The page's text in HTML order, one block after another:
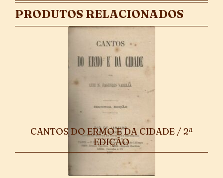
PRODUTOS RELACIONADOS
CANTOS DO ERMO E DA CIDADE / 2ª
EDIÇÃO